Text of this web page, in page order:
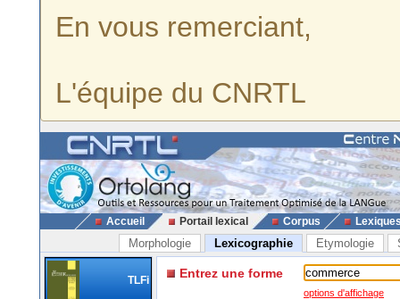
En vous remerciant,
L'équipe du CNRTL
Accueil Portail lexical Corpus
Morphologie Lexicographie Etymologie
TLFi Entrez une forme
options d'affichage